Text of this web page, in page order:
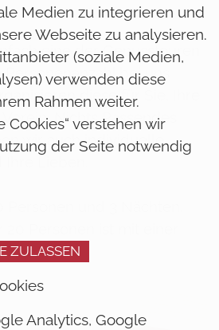
eine der Genusstouren
bei uns
diese für Sie, Ihre
Nichts Passendes
wir auch individuelle
Lieben.
Personen und 3 Nächten.
Personen ist mit einer
Medien zu integrieren und
Webseite zu analysieren.
(soziale Medien,
verwenden diese
Rahmen weiter.
Cookies“ verstehen wir
der Seite notwendig
Analytics, Google